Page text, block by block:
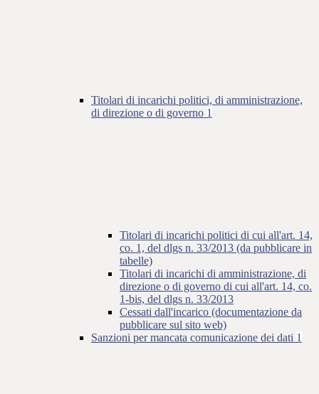
Titolari di incarichi politici, di amministrazione,
di direzione o di governo 1
Titolari di incarichi politici di cui all'art. 14,
co. 1, del dlgs n. 33/2013 (da pubblicare in
tabelle)
Titolari di incarichi di amministrazione, di
direzione o di governo di cui all'art. 14, co.
1-bis, del dlgs n. 33/2013
Cessati dall'incarico (documentazione da
pubblicare sul sito web)
Sanzioni per mancata comunicazione dei dati 1